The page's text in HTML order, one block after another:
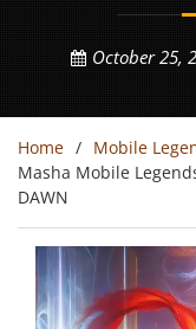
October 25,
Home
Mobile
Masha Mobile
DAWN